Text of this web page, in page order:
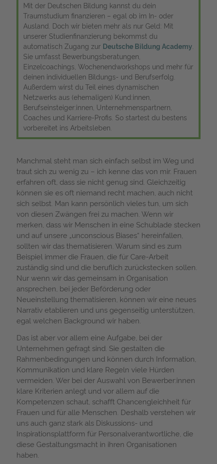
Mit der Deutschen Bildung kannst du dein
Traumstudium finanzieren – egal ob im In- oder
Ausland. Doch wir bieten mehr als nur Geld: Mit
unserer Studienfinanzierung bekommst du
automatisch Zugang zur Deutsche Bildung Academy
Sie umfasst Bewerbungsberatungen,
Einzelcoachings, Wochenendworkshops und mehr für
deinen individuellen Bildungs- und Berufserfolg.
Außerdem wirst du Teil eines dynamischen
Netzwerks aus (ehemaligen) Kund:innen,
Berufseinsteiger:innen, Unternehmenspartnern,
Coaches und Karriere-Profis. So startest du bestens
vorbereitet ins Arbeitsleben.
Manchmal steht man sich einfach selbst im Weg und
traut sich zu wenig zu – ich kenne das von mir. Frauen
erfahren oft, dass sie nicht genug sind. Gleichzeitig
können sie es oft niemand recht machen, auch nicht
sich selbst. Man kann persönlich vieles tun, um sich
von diesen Zwängen frei zu machen. Wenn wir
merken, dass wir Menschen in eine Schublade stecken
und auf unsere „unconscious Biases“ hereinfallen,
sollten wir das thematisieren. Warum sind es zum
Beispiel immer die Frauen, die für Care-Arbeit
zuständig sind und die beruflich zurückstecken sollen.
Nur wenn wir das gemeinsam in Organisation
ansprechen, bei jeder Beförderung oder
Neueinstellung thematisieren, können wir eine neues
Narrativ etablieren und uns gegenseitig unterstützen,
egal welchen Background wir haben.
Das ist aber vor allem eine Aufgabe, bei der
Unternehmen gefragt sind. Sie gestalten die
Rahmenbedingungen und können durch Information,
Kommunikation und klare Regeln viele Hürden
vermeiden. Wer bei der Auswahl von Bewerber:innen
klare Kriterien anlegt und vor allem auf die
Kompetenzen schaut, schafft Chancengleichheit für
Frauen und für alle Menschen. Deshalb verstehen wir
uns auch ganz stark als Diskussions- und
Inspirationsplattform für Personalverantwortliche, die
diese Gestaltungsmacht in ihren Organisationen
haben.